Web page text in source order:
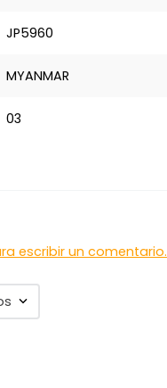
JP5960
MYANMAR
03
escribir un comentario.